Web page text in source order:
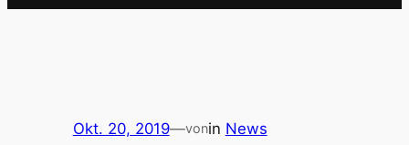
Okt. 20, 2019—vonin News